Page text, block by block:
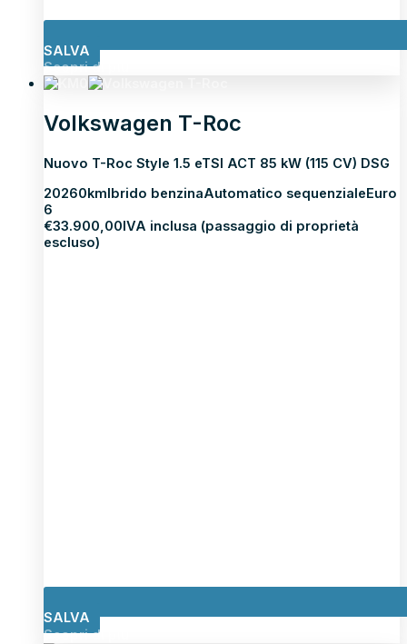
SALVA
Scopri di più
Volkswagen T-Roc
Nuovo T-Roc Style 1.5 eTSI ACT 85 kW (115 CV) DSG
20260kmIbrido benzinaAutomatico sequenzialeEuro
6
€33.900,00IVA inclusa (passaggio di proprietà
escluso)
SALVA
Scopri di più